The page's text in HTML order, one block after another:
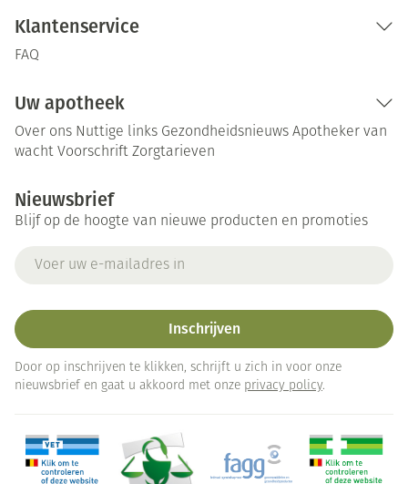
Klantenservice
FAQ
Uw apotheek
Over ons Nuttige links Gezondheidsnieuws Apotheker van
wacht Voorschrift Zorgtarieven
Nieuwsbrief
Blijf op de hoogte van nieuwe producten en promoties
Inschrijven
Door op inschrijven te klikken, schrijft u zich in voor onze
nieuwsbrief en gaat u akkoord met onze privacy policy.